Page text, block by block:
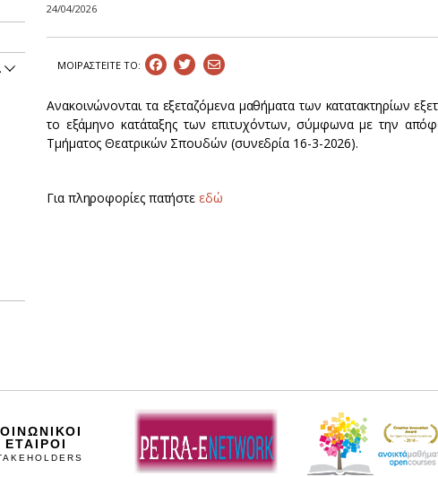
24/04/2026
ΜΟΙΡΑΣΤEIΤΕ ΤΟ:
Ανακοινώνονται τα εξεταζόμενα μαθήματα των κατατακτηρίων
το εξάμηνο κατάταξης των επιτυχόντων, σύμφωνα με την
Τμήματος Θεατρικών Σπουδών (συνεδρία 16-3-2026).
Για πληροφορίες πατήστεεδώ
ΕΤΑΙΡΟΙ